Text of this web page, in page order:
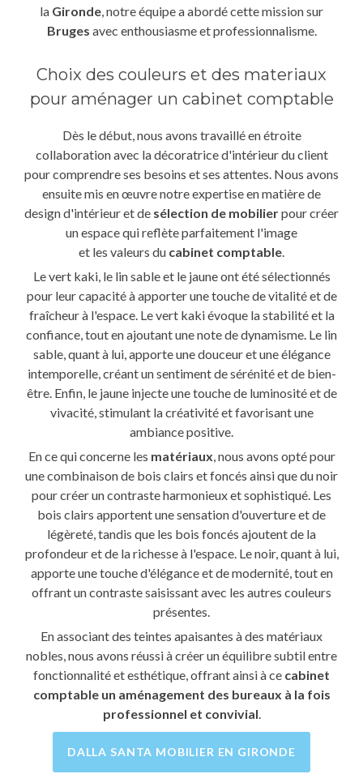
la Gironde, notre équipe a abordé cette mission sur
Bruges avec enthousiasme et professionnalisme.
Choix des couleurs et des materiaux
pour aménager un cabinet comptable
Dès le début, nous avons travaillé en étroite
collaboration avec la décoratrice d'intérieur du client
pour comprendre ses besoins et ses attentes. Nous avons
ensuite mis en œuvre notre expertise en matière de
design d'intérieur et de sélection de mobilierpour créer
un espace qui reflète parfaitement l'image
et les valeurs du cabinet comptable.
Le vert kaki, le lin sable et le jaune ont été sélectionnés
pour leur capacité à apporter une touche de vitalité et de
fraîcheur à l'espace. Le vert kaki évoque la stabilité et la
confiance, tout en ajoutant une note de dynamisme. Le lin
sable, quant à lui, apporte une douceur et une élégance
intemporelle, créant un sentiment de sérénité et de bien-
être. Enfin, le jaune injecte une touche de luminosité et de
vivacité, stimulant la créativité et favorisant une
ambiance positive.
En ce qui concerne les matériaux, nous avons opté pour
une combinaison de bois clairs et foncés ainsi que du noir
pour créer un contraste harmonieux et sophistiqué. Les
bois clairs apportent une sensation d'ouverture et de
légèreté, tandis que les bois foncés ajoutent de la
profondeur et de la richesse à l'espace. Le noir, quant à lui,
apporte une touche d'élégance et de modernité, tout en
offrant un contraste saisissant avec les autres couleurs
présentes.
En associant des teintes apaisantes à des matériaux
nobles, nous avons réussi à créer un équilibre subtil entre
fonctionnalité et esthétique, offrant ainsi à ce cabinet
comptable un aménagement des bureaux à la fois
professionnel et convivial.
DALLA SANTA MOBILIER EN GIRONDE